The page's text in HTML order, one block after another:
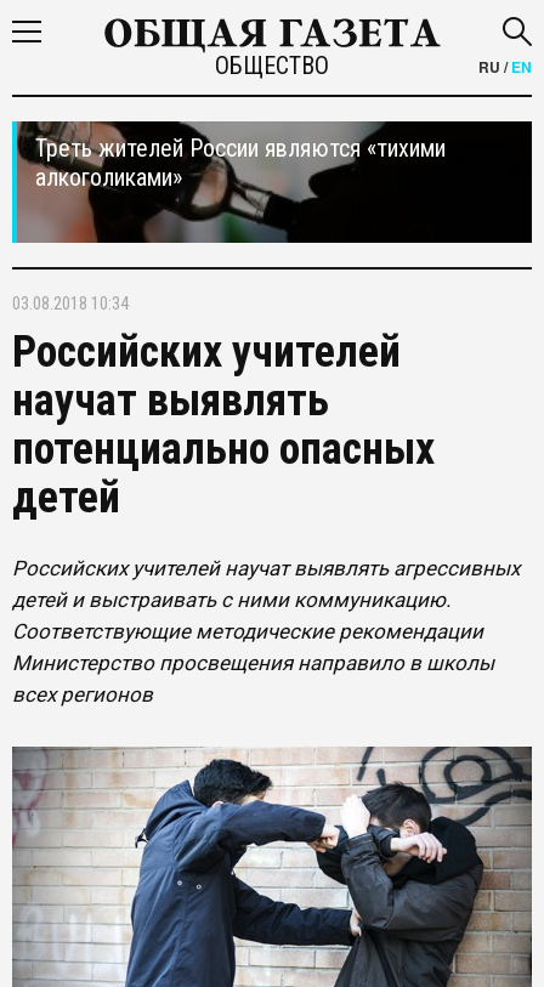
ОБЩЕСТВО RU /EN
Треть жителей России являются «тихими
алкоголиками»
03.08.2018 10:34
Российских учителей
научат выявлять
потенциально опасных
детей
​Российских учителей научат выявлять агрессивных
детей и выстраивать с ними коммуникацию.
Соответствующие методические рекомендации
Министерство просвещения направило в школы
всех регионов